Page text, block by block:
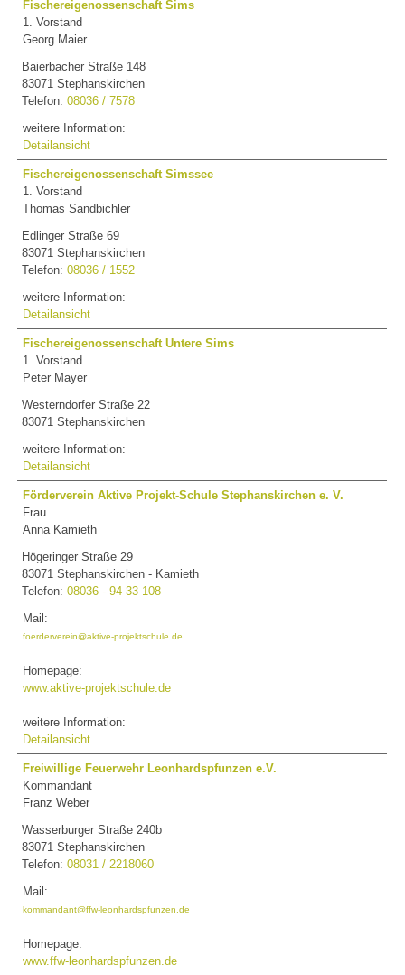
Fischereigenossenschaft Sims
1. Vorstand
Georg Maier
Baierbacher Straße 148
83071 Stephanskirchen
Telefon:08036 / 7578
weitere Information:
Detailansicht
Fischereigenossenschaft Simssee
1. Vorstand
Thomas Sandbichler
Edlinger Straße 69
83071 Stephanskirchen
Telefon:08036 / 1552
weitere Information:
Detailansicht
Fischereigenossenschaft Untere Sims
1. Vorstand
Peter Mayer
Westerndorfer Straße 22
83071 Stephanskirchen
weitere Information:
Detailansicht
Förderverein Aktive Projekt-Schule Stephanskirchen e. V.
Frau
Anna Kamieth
Högeringer Straße 29
83071 Stephanskirchen - Kamieth
Telefon:08036 - 94 33 108
Mail:
foerderverein@aktive-projektschule.de
Homepage:
www.aktive-projektschule.de
weitere Information:
Detailansicht
Freiwillige Feuerwehr Leonhardspfunzen e.V.
Kommandant
Franz Weber
Wasserburger Straße 240b
83071 Stephanskirchen
Telefon:08031 / 2218060
Mail:
kommandant@ffw-leonhardspfunzen.de
Homepage:
www.ffw-leonhardspfunzen.de